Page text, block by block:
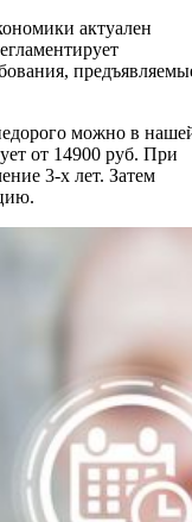
актуален
можно в
от 14900 руб. При
3-х лет. Затем